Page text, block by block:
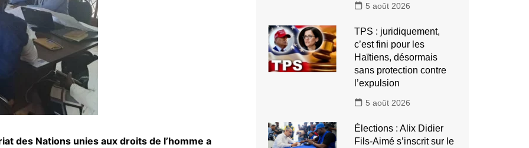
des Nations unies aux droits de l’homme a
5 août 2026
TPS : juridiquement,
c’est fini pour les
Haïtiens, désormais
sans protection contre
l’expulsion
5 août 2026
Élections : Alix Didier
Fils-Aimé s’inscrit sur le